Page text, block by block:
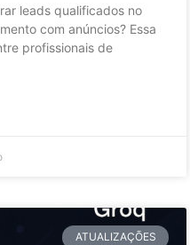
leads qualificados no
com anúncios? Essa
profissionais de
ATUALIZAÇÕES